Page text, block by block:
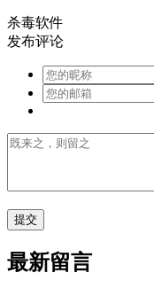
杀毒软件
发布评论
最新留言